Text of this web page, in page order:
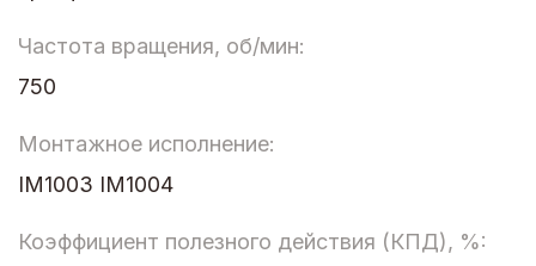
Частота вращения, об/мин:
750
Монтажное исполнение:
IM1003 IM1004
Коэффициент полезного действия (КПД), %: